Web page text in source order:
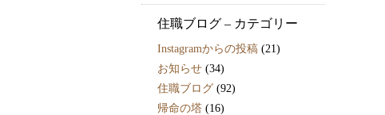
住職ブログ – カテゴリー
Instagramからの投稿 (21)
お知らせ (34)
住職ブログ (92)
帰命の塔 (16)